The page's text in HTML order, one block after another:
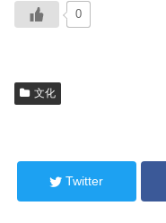
0
文化
Twitter